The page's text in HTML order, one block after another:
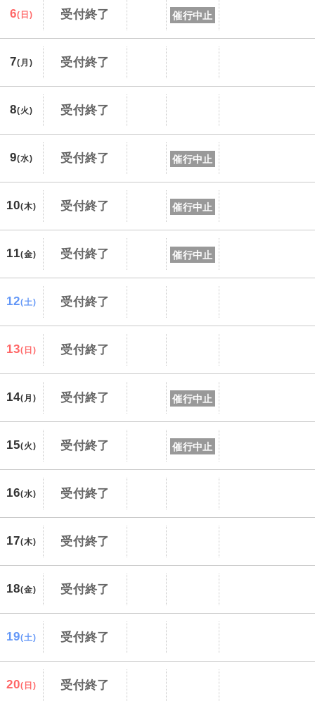
6(日) 受付終了 催行中止
7(月) 受付終了
8(火) 受付終了
9(水) 受付終了 催行中止
10(木) 受付終了 催行中止
11(金) 受付終了 催行中止
12(土) 受付終了
13(日) 受付終了
14(月) 受付終了 催行中止
15(火) 受付終了 催行中止
16(水) 受付終了
17(木) 受付終了
18(金) 受付終了
19(土) 受付終了
20(日) 受付終了